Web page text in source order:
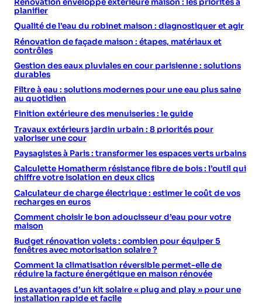
Rénovation enveloppe extérieure maison : les priorités à
planifier
Qualité de l’eau du robinet maison : diagnostiquer et agir
Rénovation de façade maison : étapes, matériaux et
contrôles
Gestion des eaux pluviales en cour parisienne : solutions
durables
Filtre à eau : solutions modernes pour une eau plus saine
au quotidien
Finition extérieure des menuiseries : le guide
Travaux extérieurs jardin urbain : 8 priorités pour
valoriser une cour
Paysagistes à Paris : transformer les espaces verts urbains
Calculette Homatherm résistance fibre de bois : l’outil qui
chiffre votre isolation en deux clics
Calculateur de charge électrique : estimer le coût de vos
recharges en euros
Comment choisir le bon adoucisseur d’eau pour votre
maison
Budget rénovation volets : combien pour équiper 5
fenêtres avec motorisation solaire ?
Comment la climatisation réversible permet-elle de
réduire la facture énergétique en maison rénovée
Les avantages d’un kit solaire « plug and play » pour une
installation rapide et facile